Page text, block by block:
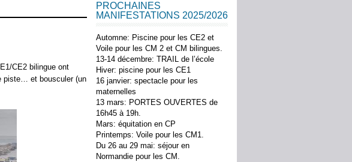
CE2 bilingue ont
piste… et bousculer (un
PROCHAINES
MANIFESTATIONS 2025/2026
Automne: Piscine pour les CE2 et
Voile pour les CM 2 et CM bilingues.
13-14 décembre: TRAIL de l’école
Hiver: piscine pour les CE1
16 janvier: spectacle pour les
maternelles
13 mars: PORTES OUVERTES de
16h45 à 19h.
Mars: équitation en CP
Printemps: Voile pour les CM1.
Du 26 au 29 mai: séjour en
Normandie pour les CM.